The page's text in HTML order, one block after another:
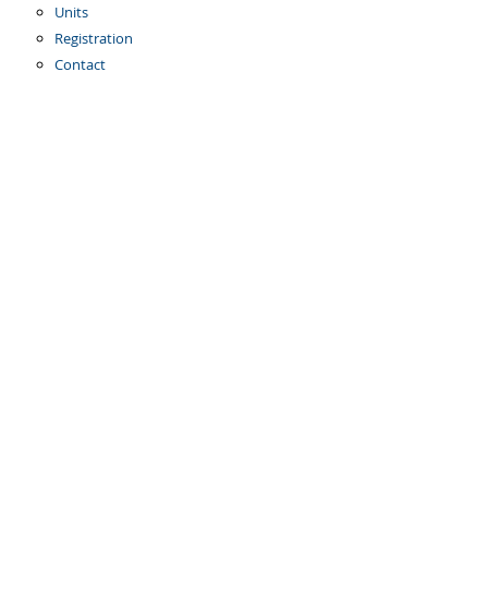
Units
Registration
Contact